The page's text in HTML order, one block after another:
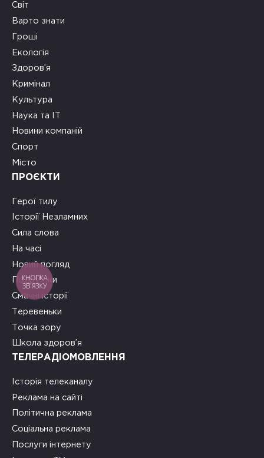
Світ
Варто знати
Гроші
Екологія
Здоров’я
Кримінал
Культура
Наука та ІТ
Новини компаній
Спорт
Місто
ПРОЄКТИ
Герої тилу
Історії Незламних
Сила слова
На часі
Новий погляд
Подружки
Смачні історії
Теревеньки
Точка зору
Школа здоров’я
ТЕЛЕРАДІОМОВЛЕННЯ
Історія телеканалу
Реклама на сайті
Політична реклама
Соціальна реклама
Послуги інтернету
КНОПКА
ЗВ'ЯЗКУ